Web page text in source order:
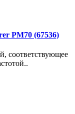
PM70 (67536)
соответствующее